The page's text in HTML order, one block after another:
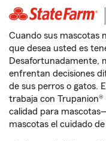
Cuando sus mascotas
que desea usted es
Desafortunadamente,
enfrentan decisiones
de sus perros o gatos.
trabaja con
calidad para
mascotas el cuidado